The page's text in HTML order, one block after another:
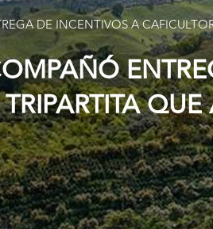
DE INCENTIVOS A